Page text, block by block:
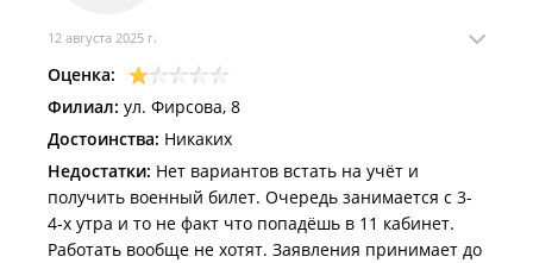
12 августа 2025 г.
Оценка:
Филиал: ул. Фирсова, 8
Достоинства: Никаких
Недостатки: Нет вариантов встать на учёт и
получить военный билет. Очередь занимается с 3-
4-х утра и то не факт что попадёшь в 11 кабинет.
Работать вообще не хотят. Заявления принимает до